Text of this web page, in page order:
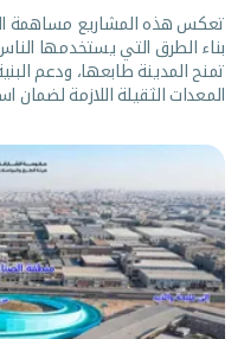
تعكس هذه المشاريع مساهمة
بناء الطرق التي يستخدمها
تمنح المدينة طابعها، ودعم
المعدات الثقيلة اللازمة لضمان